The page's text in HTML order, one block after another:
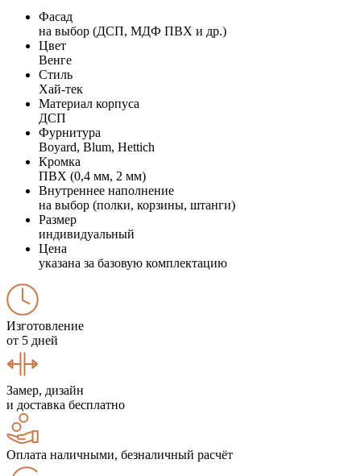
Фасад
на выбор (ДСП, МДФ ПВХ и др.)
Цвет
Венге
Стиль
Хай-тек
Материал корпуса
ДСП
Фурнитура
Boyard, Blum, Hettich
Кромка
ПВХ (0,4 мм, 2 мм)
Внутреннее наполнение
на выбор (полки, корзины, штанги)
Размер
индивидуальный
Цена
указана за базовую комплектацию
Изготовление
от 5 дней
Замер, дизайн
и доставка бесплатно
Оплата наличными, безналичный расчёт